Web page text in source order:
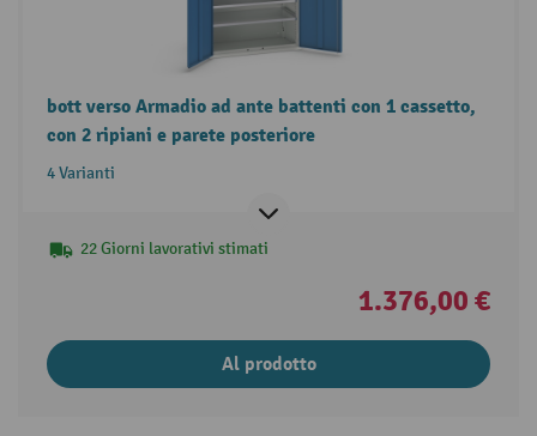
bott verso Armadio ad ante battenti con 1 cassetto,
con 2 ripiani e parete posteriore
4 Varianti
22 Giorni lavorativi stimati
1.376,00 €
Al prodotto